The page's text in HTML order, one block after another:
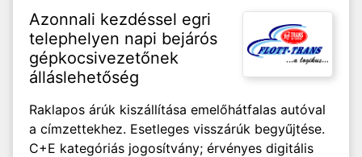
Azonnali kezdéssel egri
telephelyen napi bejárós
gépkocsivezetőnek
álláslehetőség
Raklapos árúk kiszállítása emelőhátfalas autóval
a címzettekhez. Esetleges visszárúk begyűjtése.
C+E kategóriás jogosítvány; érvényes digitális